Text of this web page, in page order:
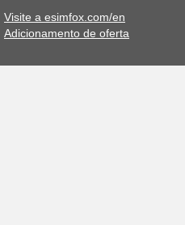
Visite a esimfox.com/en
Adicionamento de oferta